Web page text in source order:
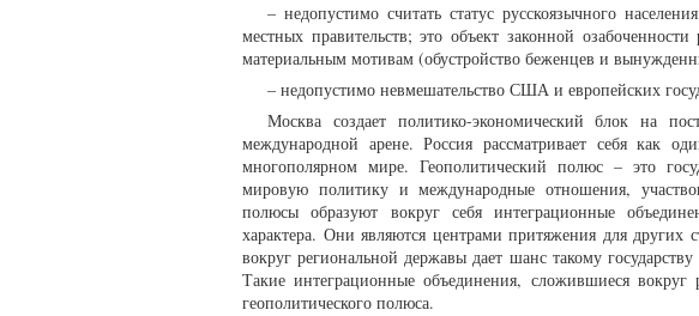
– недопустимо считать статус русскоязычного
местных правительств; это объект законной
материальным мотивам (обустройство беженцев и
– недопустимо невмешательство США и европейских
Москва создает политико-экономический блок на
международной арене. Россия рассматривает себя как
многополярном мире. Геополитический полюс – это
мировую политику и международные отношения,
полюсы образуют вокруг себя интеграционные
характера. Они являются центрами притяжения для других
вокруг региональной державы дает шанс такому
Такие интеграционные объединения, сложившиеся вокруг
геополитического полюса.